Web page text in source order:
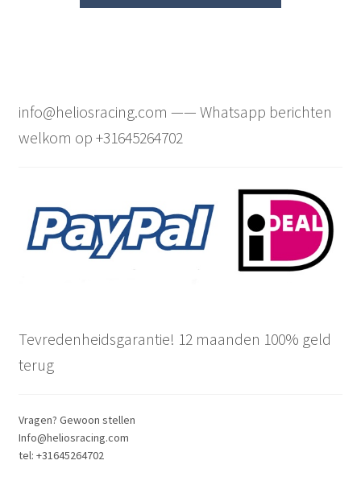
info@heliosracing.com —— Whatsapp berichten
welkom op +31645264702
Tevredenheidsgarantie! 12 maanden 100% geld
terug
Vragen? Gewoon stellen
Info@heliosracing.com
tel: +31645264702